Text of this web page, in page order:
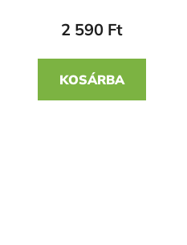
2 590 Ft
KOSÁRBA